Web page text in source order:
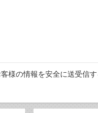
様の情報を安全に送受信